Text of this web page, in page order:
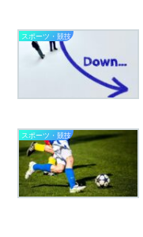
スポーツ・競技
スポーツ・競技